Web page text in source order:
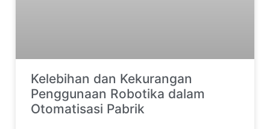
Kelebihan dan Kekurangan
Penggunaan Robotika dalam
Otomatisasi Pabrik